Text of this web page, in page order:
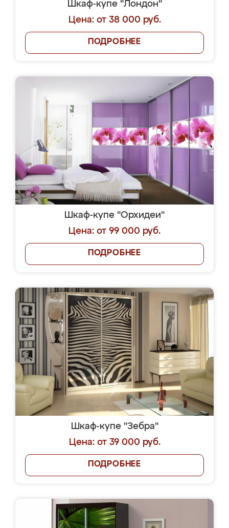
Шкаф-купе "Лондон"
Цена: от 38 000 руб.
ПОДРОБНЕЕ
Шкаф-купе "Орхидеи"
Цена: от 99 000 руб.
ПОДРОБНЕЕ
Шкаф-купе "Зебра"
Цена: от 39 000 руб.
ПОДРОБНЕЕ